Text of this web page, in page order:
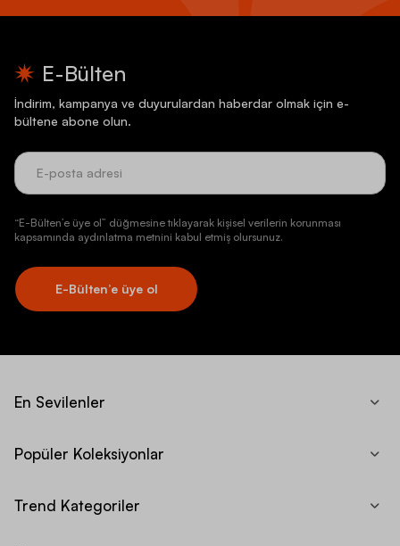
E-Bülten
İndirim, kampanya ve duyurulardan haberdar olmak için e-
bültene abone olun.
“E-Bülten’e üye ol” düğmesine tıklayarak kişisel verilerin korunması
kapsamında aydınlatma metnini kabul etmiş olursunuz.
E-Bülten’e üye ol
En Sevilenler
Popüler Koleksiyonlar
Trend Kategoriler